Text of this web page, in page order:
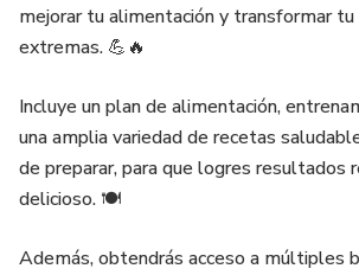
mejorar tu alimentación y transformar tu
extremas. 💪🔥
Incluye un plan de alimentación,
una amplia variedad de recetas
de preparar, para que logres resultados
delicioso. 🍽️
Además, obtendrás acceso a múltiples